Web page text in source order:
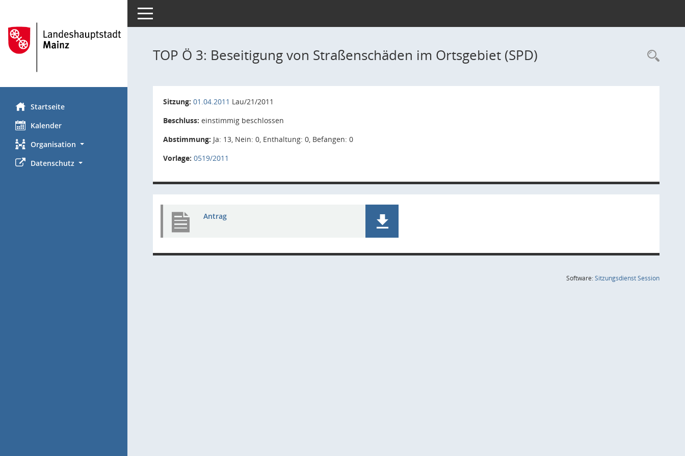
Startseite
Kalender
Organisation
Datenschutz
Toggle navigation
TOP Ö 3: Beseitigung von Straßenschäden im Ortsgebiet (SPD)
Sitzung: 01.04.2011 Lau/21/2011
Beschluss: einstimmig beschlossen
Abstimmung: Ja: 13, Nein: 0, Enthaltung: 0, Befangen: 0
Vorlage: 0519/2011
Antrag
Software:SitzungsdienstSession(Wird in